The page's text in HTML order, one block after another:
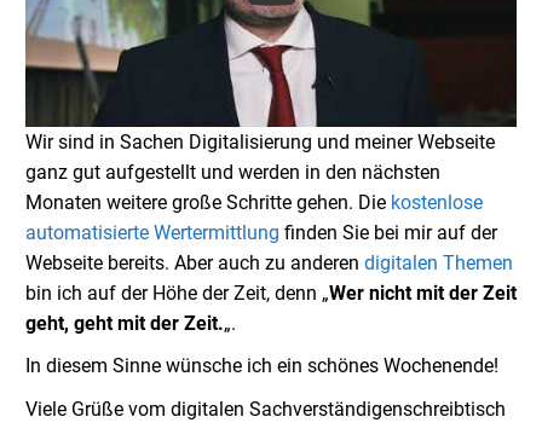
Wir sind in Sachen Digitalisierung und meiner Webseite
ganz gut aufgestellt und werden in den nächsten
Monaten weitere große Schritte gehen. Die kostenlose
automatisierte Wertermittlung finden Sie bei mir auf der
Webseite bereits. Aber auch zu anderen digitalen Themen
bin ich auf der Höhe der Zeit, denn „Wer nicht mit der Zeit
geht, geht mit der Zeit.„.
In diesem Sinne wünsche ich ein schönes Wochenende!
Viele Grüße vom digitalen Sachverständigenschreibtisch